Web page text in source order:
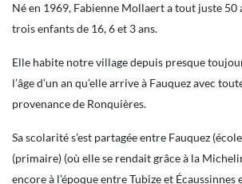
Né en 1969, Fabienne Mollaert a tout juste 50
trois enfants de 16, 6 et 3 ans.
Elle habite notre village depuis presque
l’âge d’un an qu’elle arrive à Fauquez avec
provenance de Ronquières.
Sa scolarité s’est partagée entre Fauquez
(primaire) (où elle se rendait grâce à la
encore à l’époque entre Tubize et Écaussinnes